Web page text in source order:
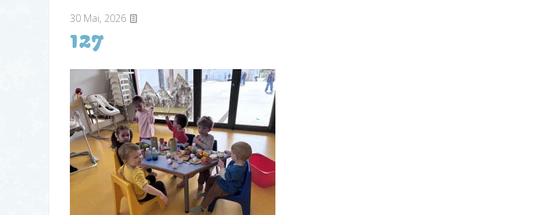
30 Mai, 2026
127